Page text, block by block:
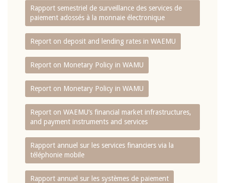
Rapport semestriel de surveillance des services de
paiement adossés à la monnaie électronique
Report on deposit and lending rates in WAEMU
Report on Monetary Policy in WAMU
Report on Monetary Policy in WAMU
Report on WAEMU’s financial market infrastructures,
and payment instruments and services
Rapport annuel sur les services financiers via la
téléphonie mobile
Rapport annuel sur les systèmes de paiement